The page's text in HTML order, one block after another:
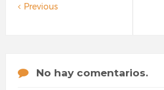
Previous
No hay comentarios.